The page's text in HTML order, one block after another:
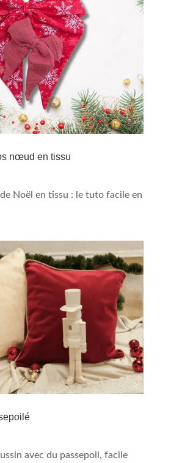
nœud en tissu
Noël en tissu : le tuto facile en
avec du passepoil, facile